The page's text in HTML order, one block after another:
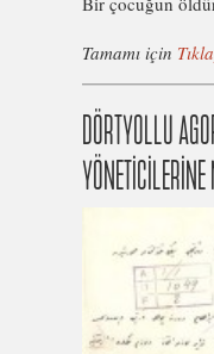
Tamamı için
DÖRTYOLLU